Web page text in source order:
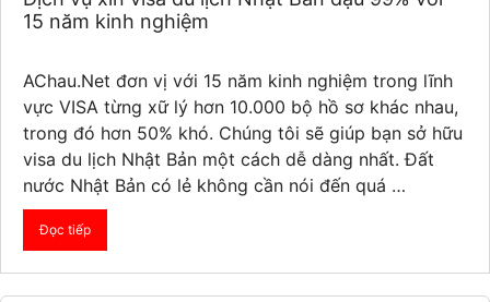
15 năm kinh nghiệm
AChau.Net đơn vị với 15 năm kinh nghiệm trong lĩnh
vực VISA từng xữ lý hơn 10.000 bộ hồ sơ khác nhau,
trong đó hơn 50% khó. Chúng tôi sẽ giúp bạn sở hữu
visa du lịch Nhật Bản một cách dễ dàng nhất. Đất
nước Nhật Bản có lẻ không cần nói đến quá …
Đọc tiếp